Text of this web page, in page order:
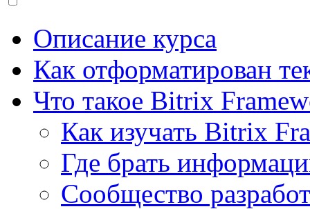
Описание курса
Как отформатирован
Что такое Bitrix
Как изучать Bitrix
Где брать
Сообщество